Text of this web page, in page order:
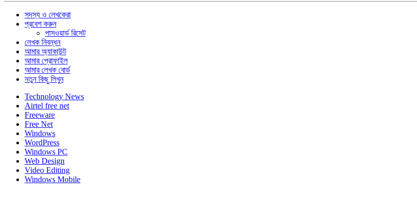
সদস্য ও লেখকেরা
প্রবেশ করুন
পাসওয়ার্ড রিসেট
লেখক নিবন্ধন
আমার অ্যাকাউন্ট
আমার প্রোফাইল
আমার লেখক বোর্ড
নতুন কিছু লিখুন
Technology News
Airtel free net
Freeware
Free Net
Windows
WordPress
Windows PC
Web Design
Video Editing
Windows Mobile